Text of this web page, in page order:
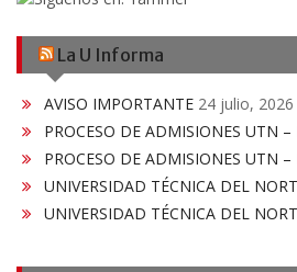
La U Informa
AVISO IMPORTANTE 24 julio, 2026
PROCESO DE ADMISIONES UTN –
PROCESO DE ADMISIONES UTN –
UNIVERSIDAD TÉCNICA DEL
UNIVERSIDAD TÉCNICA DEL